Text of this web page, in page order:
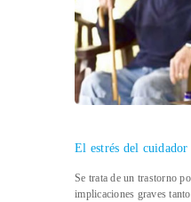
El estrés del cuidador
Se trata de un trastorno
implicaciones graves